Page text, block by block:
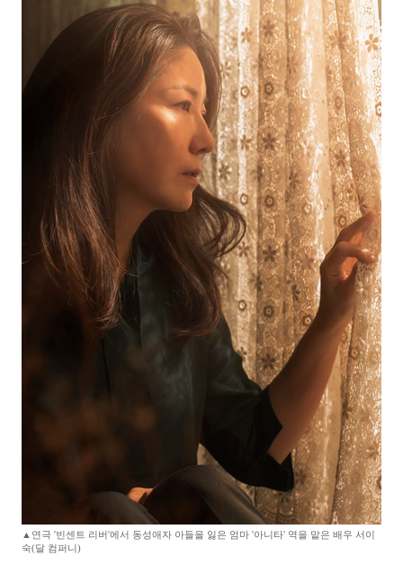
▲연극 '빈센트 리버'에서 동성애자 아들을 잃은 엄마 '아니타' 역을 맡은 배우 서이
숙(달 컴퍼니)